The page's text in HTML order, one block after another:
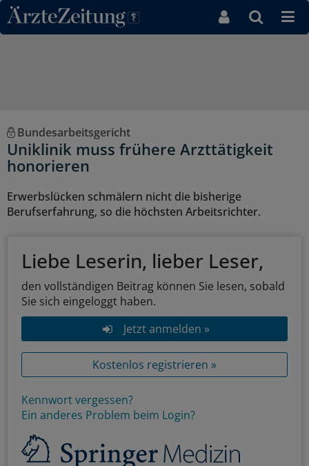
Direkt zum Inhaltsbereich
Bundesarbeitsgericht
Uniklinik muss frühere Arzttätigkeit
honorieren
Erwerbslücken schmälern nicht die bisherige
Berufserfahrung, so die höchsten Arbeitsrichter.
Liebe Leserin, lieber Leser,
den vollständigen Beitrag können Sie lesen, sobald
Sie sich eingeloggt haben.
Jetzt anmelden »
Kostenlos registrieren »
Kennwort vergessen?
Ein anderes Problem beim Login?